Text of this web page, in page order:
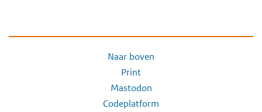
Naar boven
Print
Mastodon
Codeplatform